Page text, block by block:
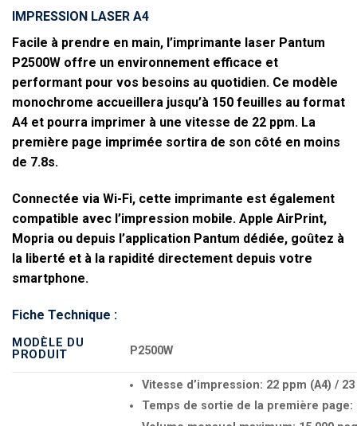
IMPRESSION LASER A4
Facile à prendre en main, l’imprimante laser Pantum
P2500W offre un environnement efficace et
performant pour vos besoins au quotidien. Ce modèle
monochrome accueillera jusqu’à 150 feuilles au format
A4 et pourra imprimer à une vitesse de 22 ppm. La
première page imprimée sortira de son côté en moins
de 7.8s.
Connectée via Wi-Fi, cette imprimante est également
compatible avec l’impression mobile. Apple AirPrint,
Mopria ou depuis l’application Pantum dédiée, goûtez à
la liberté et à la rapidité directement depuis votre
smartphone.
Fiche Technique :
MODÈLE DU
PRODUIT
P2500W
Vitesse d’impression: 22 ppm (A4) /
Temps de sortie de la première page: